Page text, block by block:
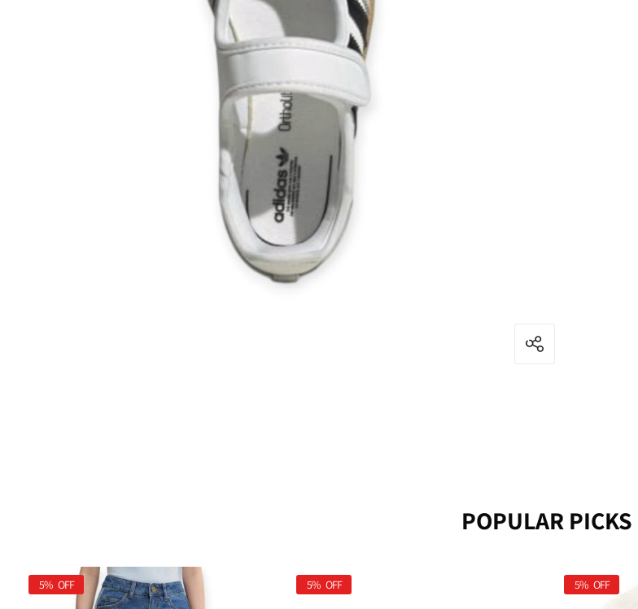
POPULAR PICKS
5% OFF
5% OFF
5% OFF